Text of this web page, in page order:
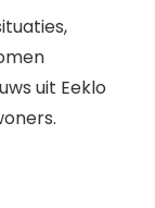
uit Eeklo